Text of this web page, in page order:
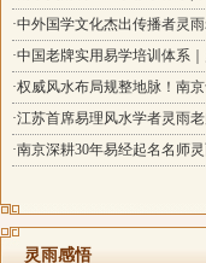
·中外国学文化杰出传播者灵
·中国老牌实用易学培训体系
·权威风水布局规整地脉！南
·江苏首席易理风水学者灵雨
·南京深耕30年易经起名名师
灵雨感悟